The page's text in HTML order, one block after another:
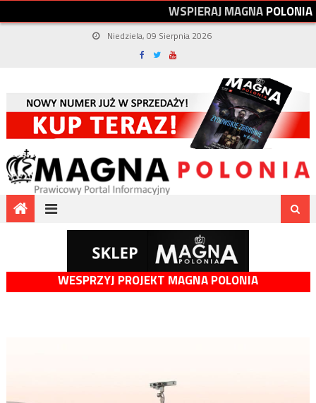
WSPIERAJMAGNAPOLONIA
Niedziela, 09 Sierpnia 2026
WESPRZYJ PROJEKT MAGNA POLONIA